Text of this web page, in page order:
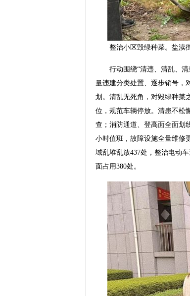
整治小区毁绿种菜。盐渎
行动围绕“清违、清乱、清
量违建分类处置、逐步销号，
划。清乱无死角，对毁绿种菜
位，规范车辆停放。清患不松
查；消防通道、登高面全面划
小时值班，故障设施全量维修
域乱堆乱放437处，整治电动
面占用380处。